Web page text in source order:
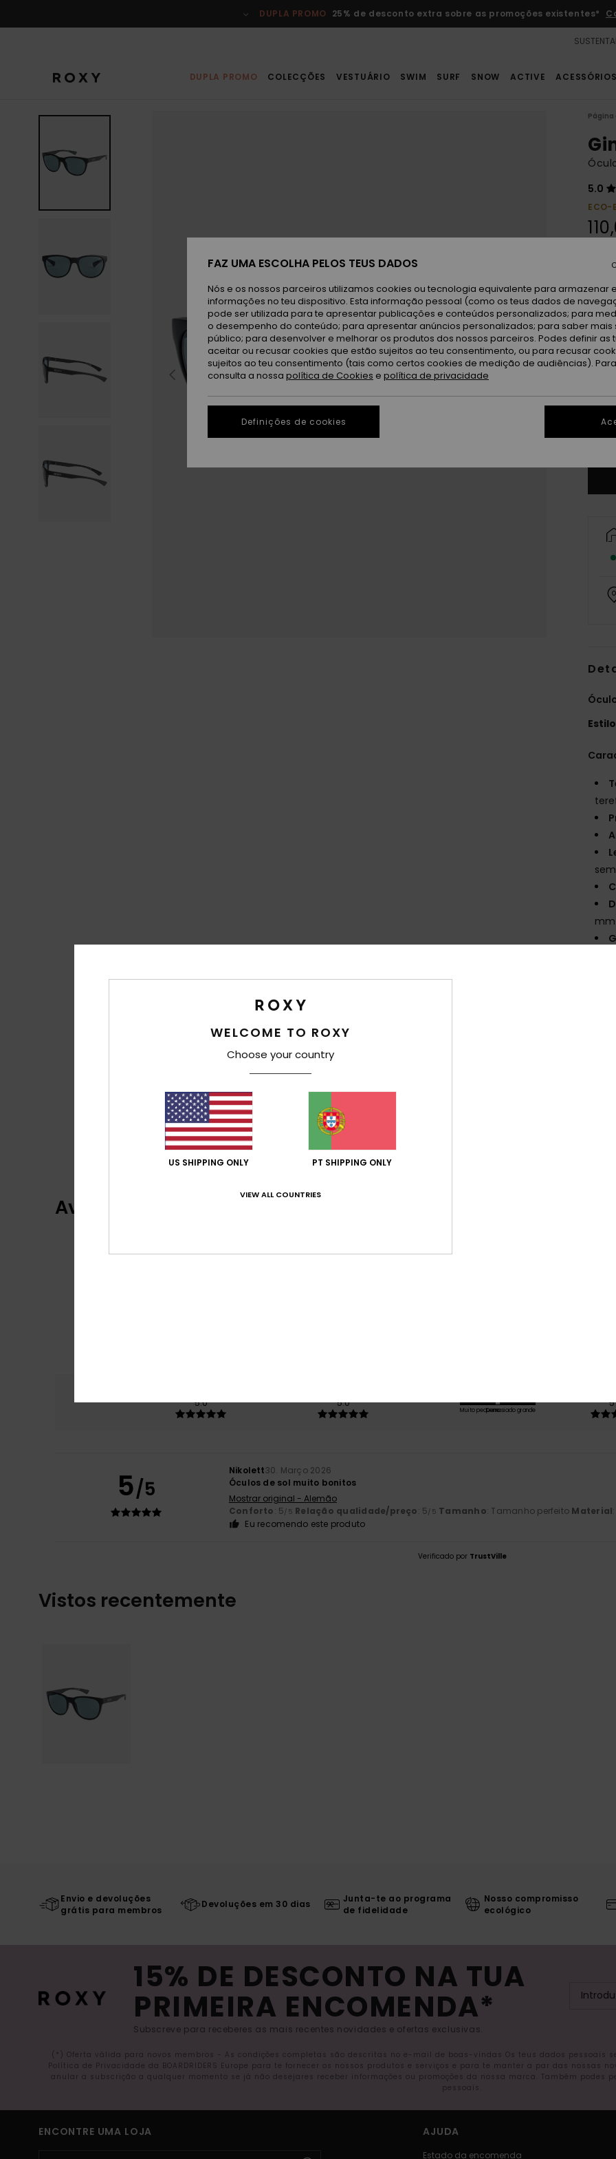
do
DUPLA PROMO 25% de desconto extra sobre as promoções existentes*
DUPLA PROMO COLECÇÕES VESTUÁRIO SWIM SURF SNOW ACTIVE ACESSÓRIOS
Página
5.0
ECO-
Cor
Estilo
Avaliações dos clientes
5.0
5.0
Muito pequenoDemasiado grande
5/5
Nikolett30. Março 2026
Óculos de sol muito bonitos
Mostrar original - Alemão
Conforto: 5/5 Relação qualidade/preço: 5/5 Tamanho: Tamanho perfeito Material
Eu recomendo este produto
Verificado por TrustVille
Vistos recentemente
Envio e devoluções
grátis para membros
Devoluções em 30 dias
Junta-te ao programa
de fidelidade
Nosso compromisso
ecológico
15% DE DESCONTO NA TUA
PRIMEIRA ENCOMENDA*
Subscreve para receberes as mais recentes novidades e ofertas exclusivas.
(*) Oferta válida para novos membros - As condições completas são descritas no e-mail de boas-vindas Os teus dados pessoais
Política de Privacidade da BOARDRIDERS Europe para te fornecer os nossos produtos e serviços e para te manter a par das nossas
anular a subscrição a qualquer momento se já não desejares receber informações ou promoções da nossa marca. Também
pessoais.
ENCONTRE UMA LOJA AJUDA
Estado da encomenda
WELCOME TO ROXY
Choose your country
US SHIPPING ONLY PT SHIPPING ONLY
VIEW ALL COUNTRIES
FAZ UMA ESCOLHA PELOS TEUS DADOS
Nós e os nossos parceiros utilizamos cookies ou tecnologia equivalente para armazenar
informações no teu dispositivo. Esta informação pessoal (como os teus dados de
pode ser utilizada para te apresentar publicações e conteúdos personalizados; para
o desempenho do conteúdo; para apresentar anúncios personalizados; para saber mais
público; para desenvolver e melhorar os produtos dos nossos parceiros. Podes definir as
aceitar ou recusar cookies que estão sujeitos ao teu consentimento, ou para recusar
sujeitos ao teu consentimento (tais como certos cookies de medição de audiências).
consulta a nossa política de Cookies e política de privacidade
Definições de cookies